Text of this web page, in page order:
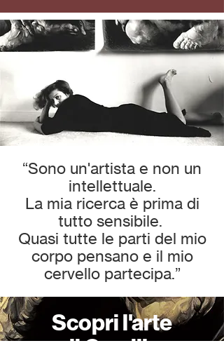
“Sono un'artista e non un
intellettuale.
La mia ricerca è prima di
tutto sensibile.
Quasi tutte le parti del mio
corpo pensano e il mio
cervello partecipa.”
Scopri l'arte
di Camilla